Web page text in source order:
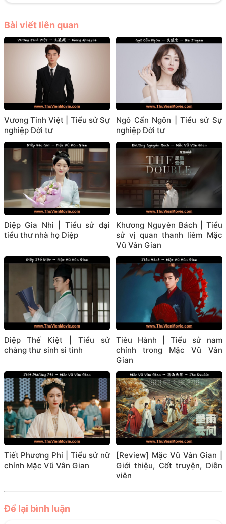
Bài viết liên quan
Vương Tinh Việt | Tiểu sử Sự
nghiệp Đời tư
Ngô Cẩn Ngôn | Tiểu sử Sự
nghiệp Đời tư
Diệp Gia Nhi | Tiểu sử đại
tiểu thư nhà họ Diệp
Khương Nguyên Bách | Tiểu
sử vị quan thanh liêm Mặc
Vũ Vân Gian
Diệp Thế Kiệt | Tiểu sử
chàng thư sinh si tình
Tiêu Hành | Tiểu sử nam
chính trong Mặc Vũ Vân
Gian
Tiết Phương Phi | Tiểu sử nữ
chính Mặc Vũ Vân Gian
[Review] Mặc Vũ Vân Gian |
Giới thiệu, Cốt truyện, Diễn
viên
Để lại bình luận